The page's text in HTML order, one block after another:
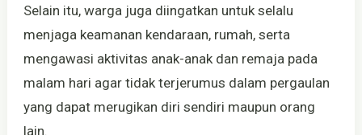
Selain itu, warga juga diingatkan untuk selalu
menjaga keamanan kendaraan, rumah, serta
mengawasi aktivitas anak-anak dan remaja pada
malam hari agar tidak terjerumus dalam pergaulan
yang dapat merugikan diri sendiri maupun orang
lain.